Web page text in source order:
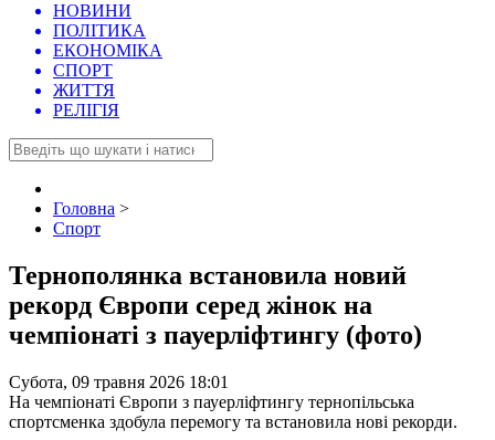
НОВИНИ
ПОЛІТИКА
ЕКОНОМІКА
СПОРТ
ЖИТТЯ
РЕЛІГІЯ
Головна >
Спорт
Тернополянка встановила новий
рекорд Європи серед жінок на
чемпіонаті з пауерліфтингу (фото)
Субота, 09 травня 2026 18:01
На чемпіонаті Європи з пауерліфтингу тернопільська
спортсменка здобула перемогу та встановила нові рекорди.